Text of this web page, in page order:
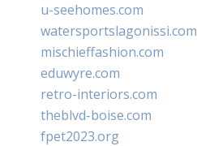
u-seehomes.com
watersportslagonissi.com
mischieffashion.com
eduwyre.com
retro-interiors.com
theblvd-boise.com
fpet2023.org